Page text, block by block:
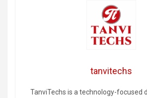
tanvitechs
TanviTechs is a technology-focused